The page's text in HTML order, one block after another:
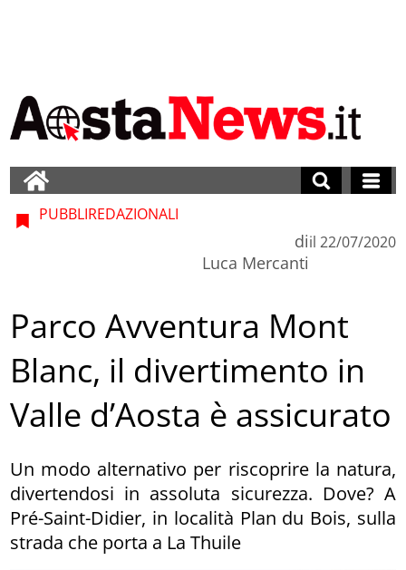
PUBBLIREDAZIONALI
di
Luca Mercanti
il 22/07/2020
Parco Avventura Mont
Blanc, il divertimento in
Valle d’Aosta è assicurato
Un modo alternativo per riscoprire la natura,
divertendosi in assoluta sicurezza. Dove? A
Pré-Saint-Didier, in località Plan du Bois, sulla
strada che porta a La Thuile